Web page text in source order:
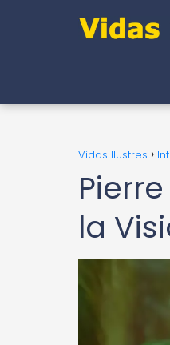
Vidas Ilustres
la